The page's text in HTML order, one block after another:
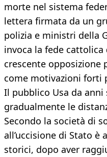
morte nel sistema
lettera firmata da un
polizia e ministri della
invoca la fede
crescente opposizione
come motivazioni forti
Il pubblico Usa da anni
gradualmente le
Secondo la società di
all’uccisione di Stato
storici, dopo aver